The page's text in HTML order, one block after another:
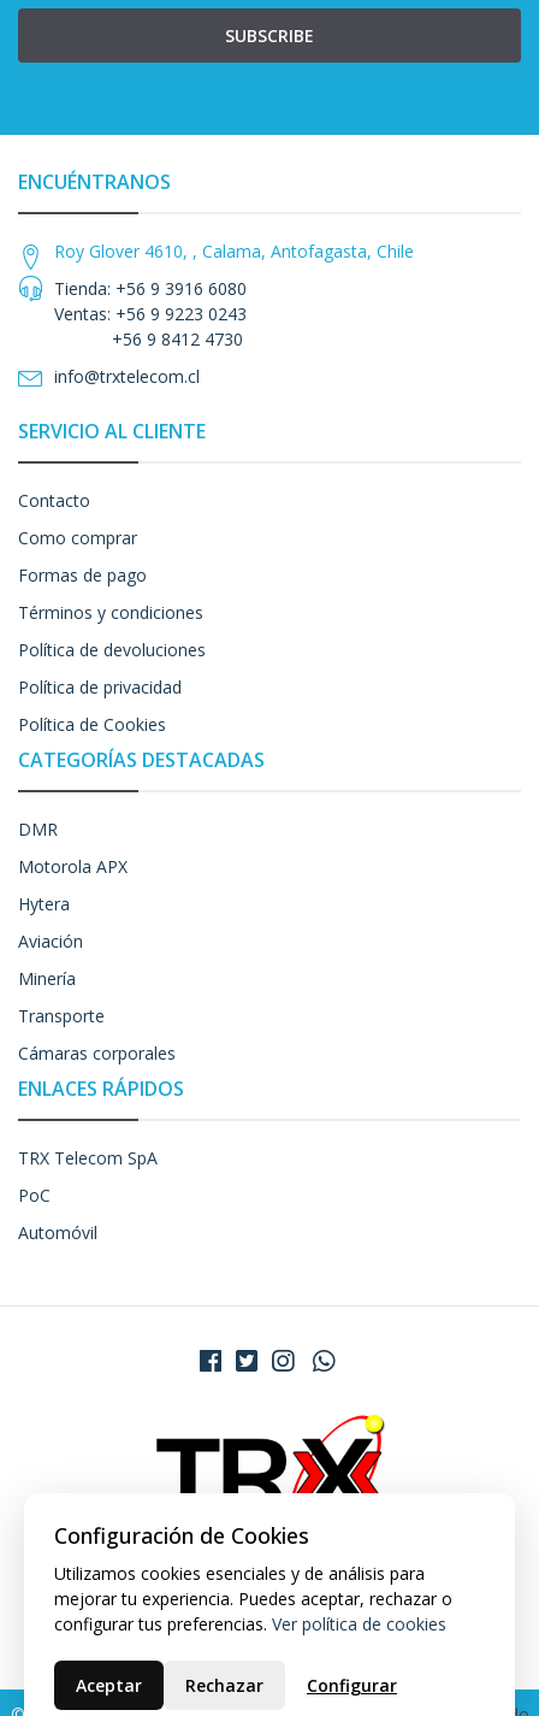
SUBSCRIBE
ENCUÉNTRANOS
Roy Glover 4610, , Calama, Antofagasta, Chile
Tienda: +56 9 3916 6080
Ventas: +56 9 9223 0243
+56 9 8412 4730
info@trxtelecom.cl
SERVICIO AL CLIENTE
Contacto
Como comprar
Formas de pago
Términos y condiciones
Política de devoluciones
Política de privacidad
Política de Cookies
CATEGORÍAS DESTACADAS
DMR
Motorola APX
Hytera
Aviación
Minería
Transporte
Cámaras corporales
ENLACES RÁPIDOS
TRX Telecom SpA
PoC
Automóvil
Configuración de Cookies
Utilizamos cookies esenciales y de análisis para
mejorar tu experiencia. Puedes aceptar, rechazar o
configurar tus preferencias. Ver política de cookies
Aceptar Rechazar Configurar